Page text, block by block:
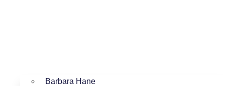
Barbara Hane